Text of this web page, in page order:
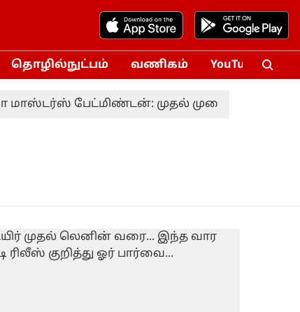
தொழில்நுட்பம் வணிகம் YouTube
பேட்மிண்டன்: முதல் முறையாக